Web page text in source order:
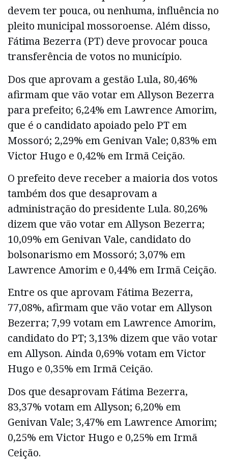
devem ter pouca, ou nenhuma, influência no
pleito municipal mossoroense. Além disso,
Fátima Bezerra (PT) deve provocar pouca
transferência de votos no município.
Dos que aprovam a gestão Lula, 80,46%
afirmam que vão votar em Allyson Bezerra
para prefeito; 6,24% em Lawrence Amorim,
que é o candidato apoiado pelo PT em
Mossoró; 2,29% em Genivan Vale; 0,83% em
Victor Hugo e 0,42% em Irmã Ceição.
O prefeito deve receber a maioria dos votos
também dos que desaprovam a
administração do presidente Lula. 80,26%
dizem que vão votar em Allyson Bezerra;
10,09% em Genivan Vale, candidato do
bolsonarismo em Mossoró; 3,07% em
Lawrence Amorim e 0,44% em Irmã Ceição.
Entre os que aprovam Fátima Bezerra,
77,08%, afirmam que vão votar em Allyson
Bezerra; 7,99 votam em Lawrence Amorim,
candidato do PT; 3,13% dizem que vão votar
em Allyson. Ainda 0,69% votam em Victor
Hugo e 0,35% em Irmã Ceição.
Dos que desaprovam Fátima Bezerra,
83,37% votam em Allyson; 6,20% em
Genivan Vale; 3,47% em Lawrence Amorim;
0,25% em Victor Hugo e 0,25% em Irmã
Ceição.